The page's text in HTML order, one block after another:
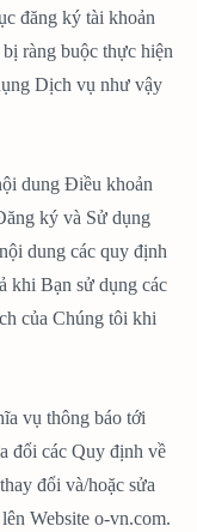
đăng ký tài khoản
ràng buộc thực hiện
Dịch vụ như vậy
dung Điều khoản
ký và Sử dụng
dung các quy định
khi Bạn sử dụng các
của Chúng tôi khi
vụ thông báo tới
đổi các Quy định về
đổi và/hoặc sửa
Website o-vn.com.